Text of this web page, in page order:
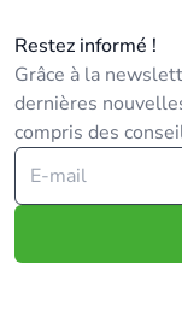
Restez informé !
Grâce à la
dernières
compris des